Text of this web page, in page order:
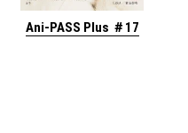
Ani-PASS Plus ＃17